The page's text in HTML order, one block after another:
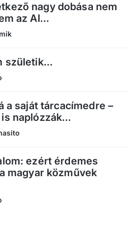
nagy dobása nem
az AI...
születik...
a saját tárcacímedre –
naplózzák...
ezért érdemes
magyar közművek